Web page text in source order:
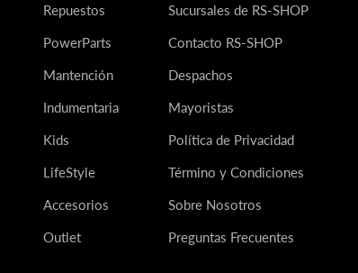
Repuestos
PowerParts
Mantención
Indumentaria
Kids
LifeStyle
Accesorios
Outlet
Sucursales de RS-SHOP
Contacto RS-SHOP
Despachos
Mayoristas
Política de Privacidad
Término y Condiciones
Sobre Nosotros
Preguntas Frecuentes